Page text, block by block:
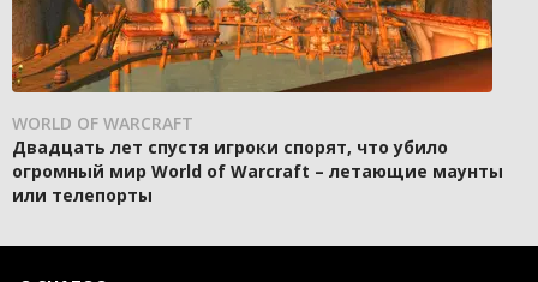
WORLD OF WARCRAFT
Двадцать лет спустя игроки спорят, что убило
огромный мир World of Warcraft – летающие маунты
или телепорты